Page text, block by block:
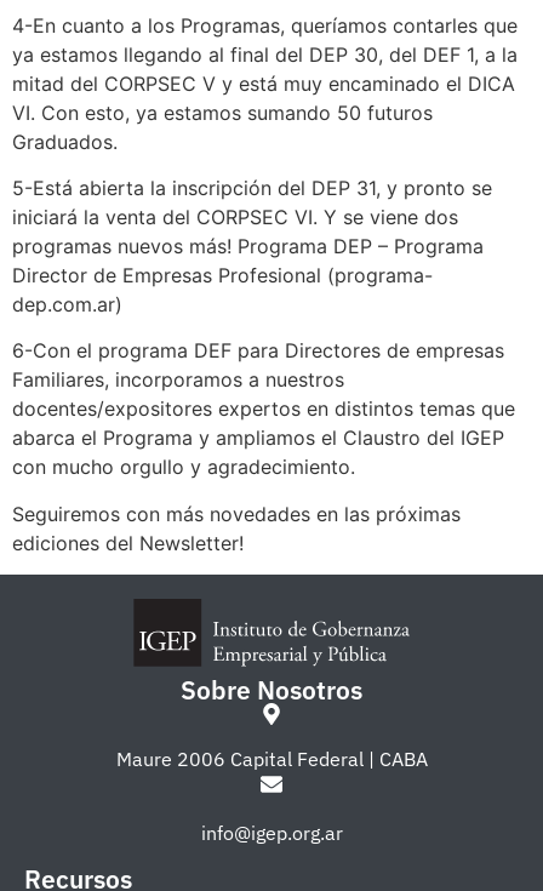
4-En cuanto a los Programas, queríamos contarles que
ya estamos llegando al final del DEP 30, del DEF 1, a la
mitad del CORPSEC V y está muy encaminado el DICA
VI. Con esto, ya estamos sumando 50 futuros
Graduados.
5-Está abierta la inscripción del DEP 31, y pronto se
iniciará la venta del CORPSEC VI. Y se viene dos
programas nuevos más! Programa DEP – Programa
Director de Empresas Profesional (programa-
dep.com.ar)
6-Con el programa DEF para Directores de empresas
Familiares, incorporamos a nuestros
docentes/expositores expertos en distintos temas que
abarca el Programa y ampliamos el Claustro del IGEP
con mucho orgullo y agradecimiento.
Seguiremos con más novedades en las próximas
ediciones del Newsletter!
Sobre Nosotros
Maure 2006 Capital Federal | CABA
info@igep.org.ar
Recursos